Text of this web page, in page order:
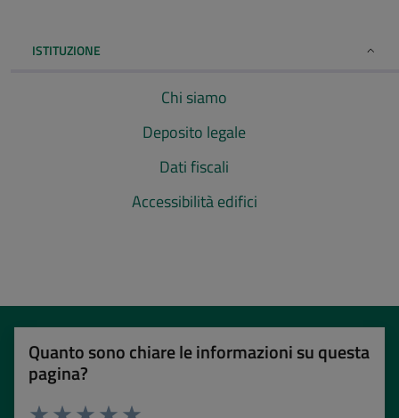
ISTITUZIONE
Chi siamo
Deposito legale
Dati fiscali
Accessibilità edifici
Quanto sono chiare le informazioni su questa
pagina?